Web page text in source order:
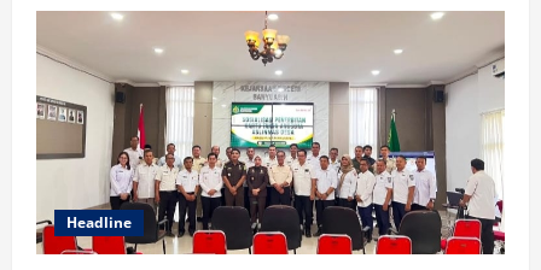
Headline